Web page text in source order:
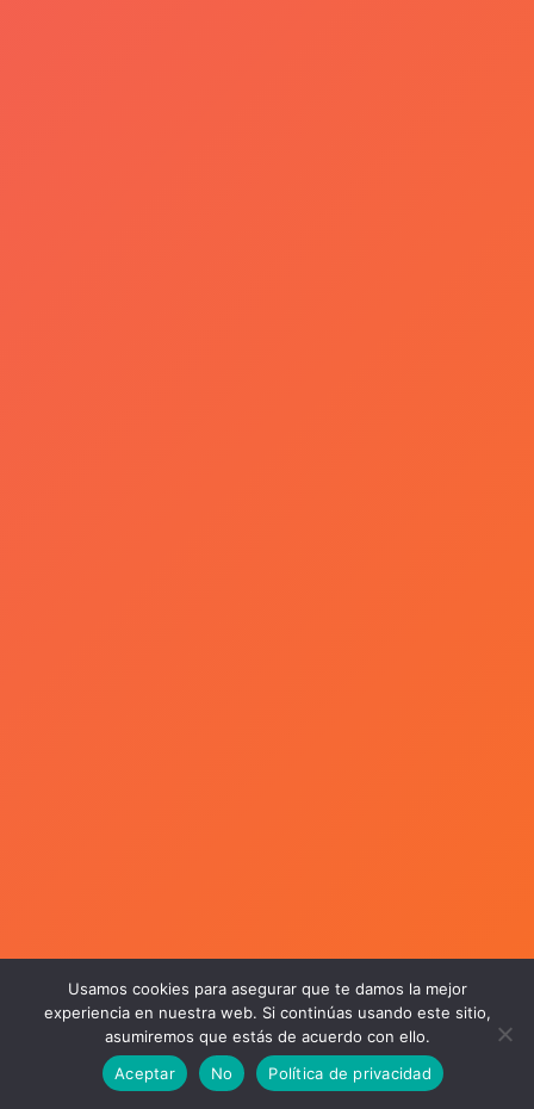
Usamos cookies para asegurar que te damos la mejor
experiencia en nuestra web. Si continúas usando este sitio,
asumiremos que estás de acuerdo con ello.
Aceptar
No Política de privacidad